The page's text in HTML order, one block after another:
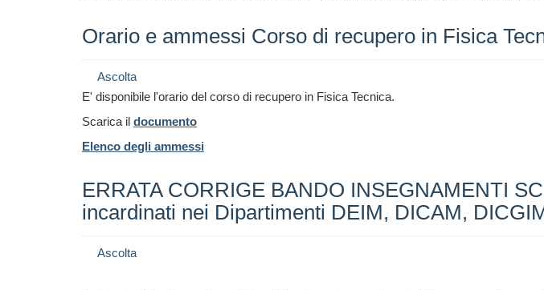
Orario e ammessi Corso di recupero in Fisica
Ascolta
E' disponibile l'orario del corso di recupero in Fisica Tecnica.
Scarica il documento
Elenco degli ammessi
ERRATA CORRIGE BANDO INSEGNAMENTI
incardinati nei Dipartimenti DEIM, DICAM,
Ascolta